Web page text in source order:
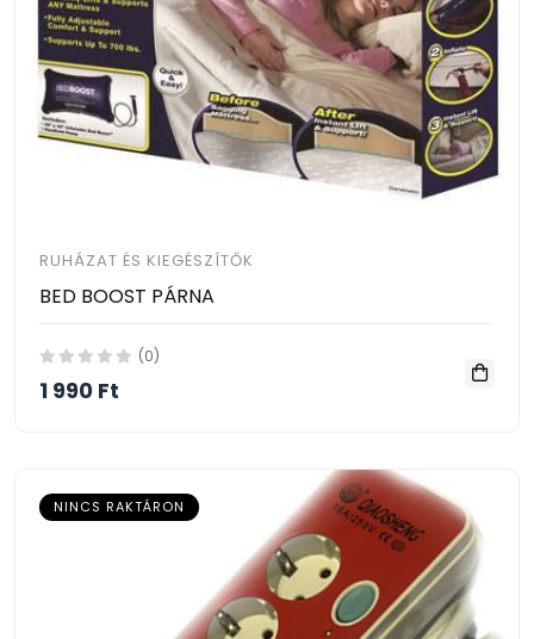
RUHÁZAT ÉS KIEGÉSZÍTŐK
BED BOOST PÁRNA
(0)
1 990 Ft
NINCS RAKTÁRON